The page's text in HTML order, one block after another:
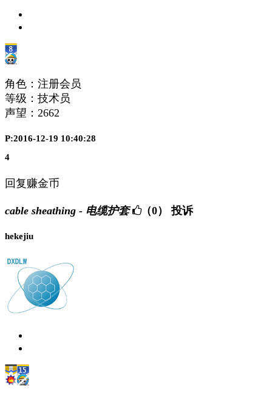
角色：注册会员
等级：技术员
声望： 2662
P:2016-12-19 10:40:28
4
回复赚金币
cable sheathing - 电缆护套 （0） 投诉
hekejiu